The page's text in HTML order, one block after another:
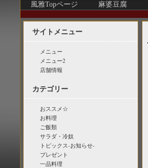
風雅Topページ 麻婆豆腐
サイトメニュー
メニュー
メニュー2
店舗情報
カテゴリー
おススメ☆
お料理
ご飯類
サラダ・冷奴
トピックス-お知らせ-
プレゼント
一品料理